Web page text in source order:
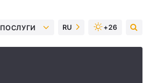
ПОСЛУГИ RU +26